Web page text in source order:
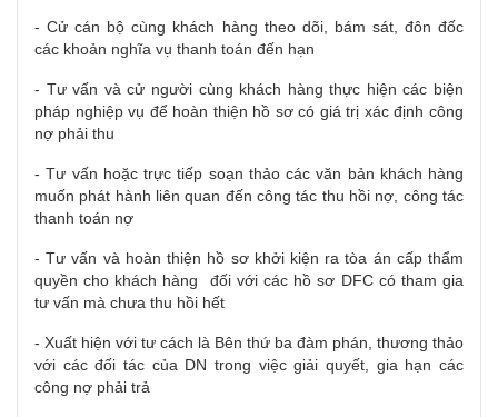
- Cử cán bộ cùng khách hàng theo dõi, bám sát, đôn đốc
các khoản nghĩa vụ thanh toán đến hạn
- Tư vấn và cử người cùng khách hàng thực hiện các biện
pháp nghiệp vụ để hoàn thiện hồ sơ có giá trị xác định công
nợ phải thu
- Tư vấn hoặc trực tiếp soạn thảo các văn bản khách hàng
muốn phát hành liên quan đến công tác thu hồi nợ, công tác
thanh toán nợ
- Tư vấn và hoàn thiện hồ sơ khởi kiện ra tòa án cấp thẩm
quyền cho khách hàng đối với các hồ sơ DFC có tham gia
tư vấn mà chưa thu hồi hết
- Xuất hiện với tư cách là Bên thứ ba đàm phán, thương thảo
với các đối tác của DN trong việc giải quyết, gia hạn các
công nợ phải trả